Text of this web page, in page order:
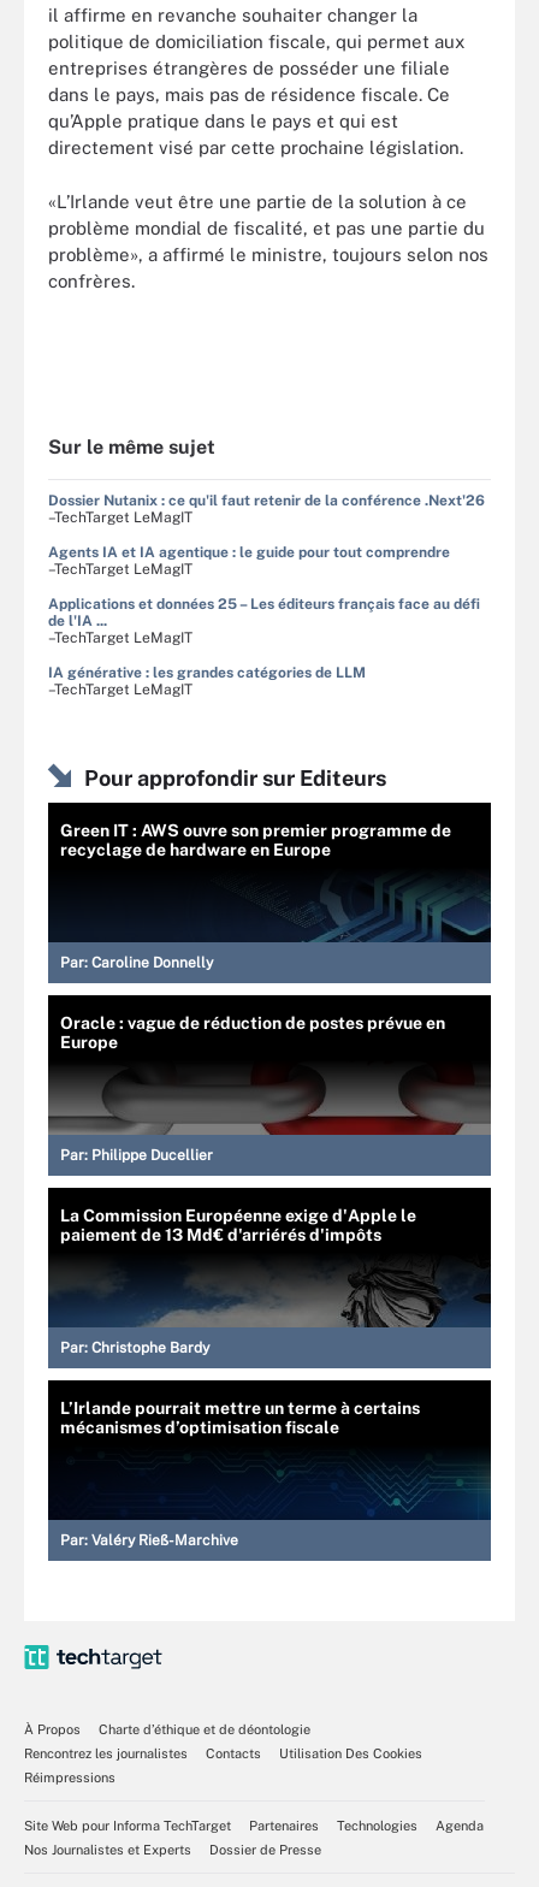
il affirme en revanche souhaiter changer la
politique de domiciliation fiscale, qui permet aux
entreprises étrangères de posséder une filiale
dans le pays, mais pas de résidence fiscale. Ce
qu’Apple pratique dans le pays et qui est
directement visé par cette prochaine législation.
«L’Irlande veut être une partie de la solution à ce
problème mondial de fiscalité, et pas une partie du
problème», a affirmé le ministre, toujours selon nos
confrères.
Sur le même sujet
Dossier Nutanix : ce qu'il faut retenir de la conférence .Next'26
–TechTarget LeMagIT
Agents IA et IA agentique : le guide pour tout comprendre
–TechTarget LeMagIT
Applications et données 25 – Les éditeurs français face au défi
de l'IA ...
–TechTarget LeMagIT
IA générative : les grandes catégories de LLM
–TechTarget LeMagIT
Pour approfondir sur Editeurs
Green IT : AWS ouvre son premier programme de
recyclage de hardware en Europe
Par: Caroline Donnelly
Oracle : vague de réduction de postes prévue en
Europe
Par: Philippe Ducellier
La Commission Européenne exige d'Apple le
paiement de 13 Md€ d'arriérés d'impôts
Par: Christophe Bardy
L’Irlande pourrait mettre un terme à certains
mécanismes d’optimisation fiscale
Par: Valéry Rieß-Marchive
À Propos
Charte d’éthique et de déontologie
Rencontrez les journalistes
Contacts
Utilisation Des Cookies
Réimpressions
Site Web pour Informa TechTarget Partenaires Technologies
Agenda
Nos Journalistes et Experts
Dossier de Presse